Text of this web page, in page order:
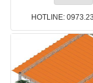
HOTLINE: